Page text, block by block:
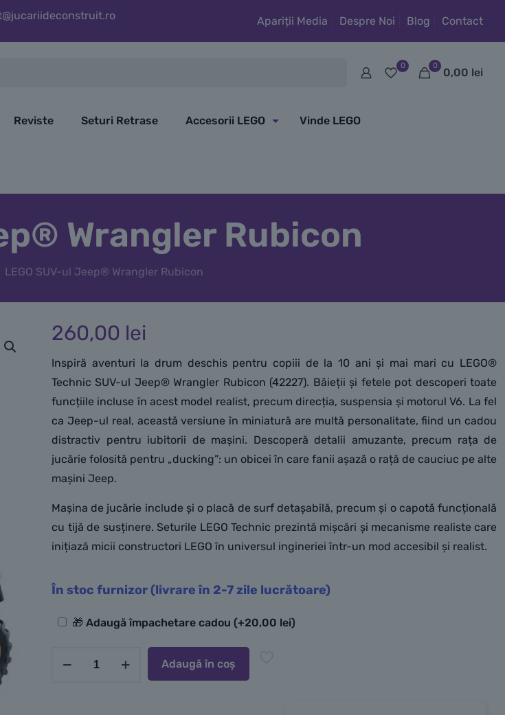
Apariții Media Despre Noi Blog Contact
0 0
0,00 lei
Reviste Seturi Retrase Accesorii LEGO Vinde LEGO
Wrangler Rubicon
LEGO SUV-ul Jeep® Wrangler Rubicon
260,00 lei
Inspiră aventuri la drum deschis pentru copiii de la 10 ani și mai mari cu LEGO®
Technic SUV-ul Jeep® Wrangler Rubicon (42227). Băieții și fetele pot descoperi toate
funcțiile incluse în acest model realist, precum direcția, suspensia și motorul V6. La fel
ca Jeep-ul real, această versiune în miniatură are multă personalitate, fiind un cadou
distractiv pentru iubitorii de mașini. Descoperă detalii amuzante, precum rața de
jucărie folosită pentru „ducking”: un obicei în care fanii așază o rață de cauciuc pe alte
mașini Jeep.
Mașina de jucărie include și o placă de surf detașabilă, precum și o capotă funcțională
cu tijă de susținere. Seturile LEGO Technic prezintă mișcări și mecanisme realiste care
inițiază micii constructori LEGO în universul ingineriei într-un mod accesibil și realist.
În stoc furnizor (livrare în 2-7 zile lucrătoare)
Opțiuni
🎁 Adaugă împachetare cadou (+20,00 lei)
Adaugă în coș